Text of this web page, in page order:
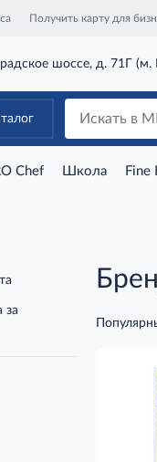
Получить карту для
шоссе, д. 71Г (м.
Chef Школа Fine
за